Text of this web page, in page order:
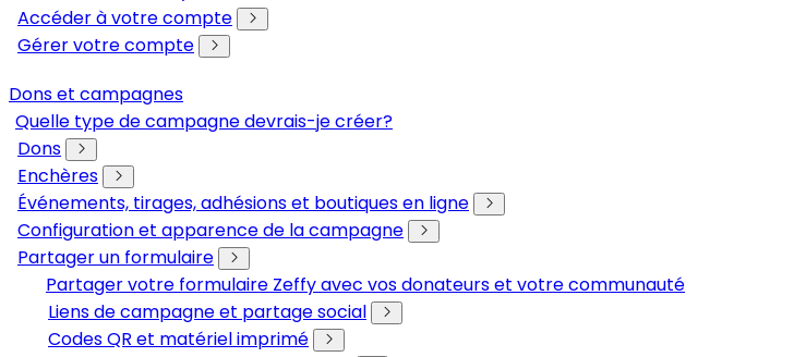
Accéder à votre compte
Gérer votre compte
Dons et campagnes
Quelle type de campagne devrais-je créer?
Dons
Enchères
Événements, tirages, adhésions et boutiques en ligne
Configuration et apparence de la campagne
Partager un formulaire
Partager votre formulaire Zeffy avec vos donateurs et votre communauté
Liens de campagne et partage social
Codes QR et matériel imprimé